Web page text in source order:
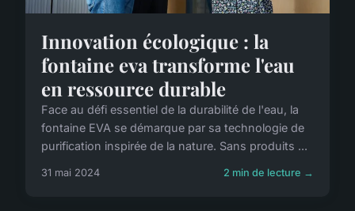
Innovation écologique : la
fontaine eva transforme l'eau
en ressource durable
Face au défi essentiel de la durabilité de l'eau, la
fontaine EVA se démarque par sa technologie de
purification inspirée de la nature. Sans produits ...
31 mai 2024 2 min de lecture →